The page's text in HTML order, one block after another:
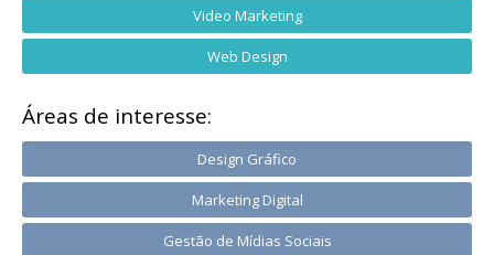
Video Marketing
Web Design
Áreas de interesse:
Design Gráfico
Marketing Digital
Gestão de Mídias Sociais